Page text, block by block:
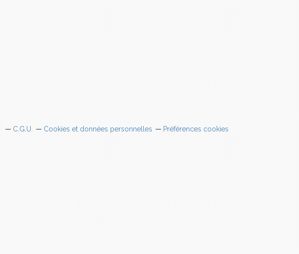
C.G.U. Cookies et données personnelles Préférences cookies